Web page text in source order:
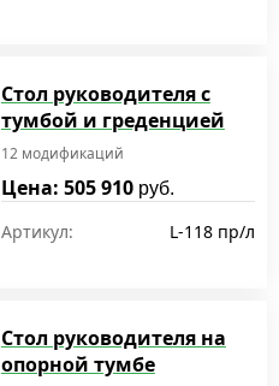
Стол руководителя с
тумбой и греденцией
12 модификаций
Цена: 505 910 руб.
Артикул: L-118 пр/л
Стол руководителя на
опорной тумбе